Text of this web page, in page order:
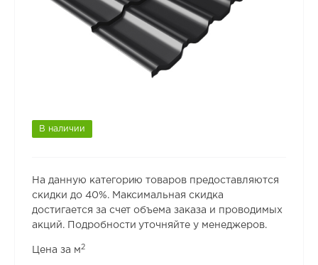
В наличии
На данную категорию товаров предоставляются
скидки до 40%. Максимальная скидка
достигается за счет объема заказа и проводимых
акций. Подробности уточняйте у менеджеров.
Цена за м 2